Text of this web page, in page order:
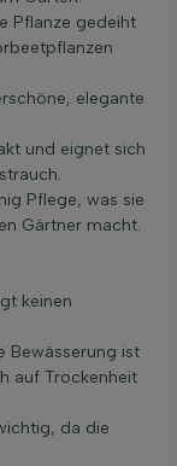
Pflanze gedeiht
elegante
und eignet sich
Pflege, was sie
Gärtner macht.
keinen
Bewässerung ist
auf Trockenheit
da die